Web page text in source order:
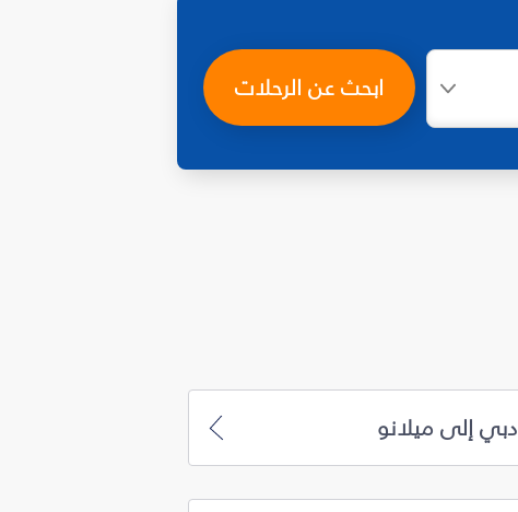
ابحث عن الرحلات
دبي إلى ميلانو